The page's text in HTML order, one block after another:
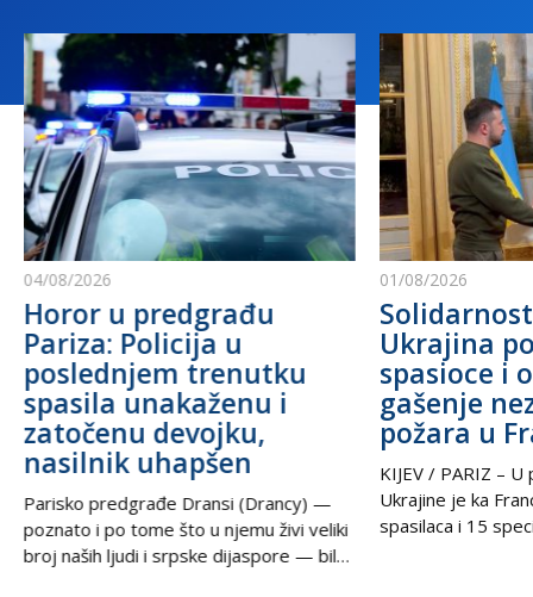
04/08/2026
Horor u predgrađu
Pariza: Policija u
poslednjem trenutku
spasila unakaženu i
zatočenu devojku,
nasilnik uhapšen
Parisko predgrađe Dransi (Drancy) —
poznato i po tome što u njemu živi veliki
broj naših ljudi i srpske dijaspore — bilo
01/08/2026
Ukrajina
spasioce i
gašenje
požara u
KIJEV / PARIZ –
Ukrajine je ka
spasilaca i 15